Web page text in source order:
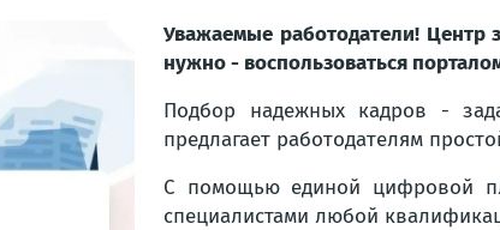
Уважаемые работодатели! Центр
нужно - воспользоваться
Подбор надежных кадров -
предлагает работодателям
С помощью единой цифровой
специалистами любой